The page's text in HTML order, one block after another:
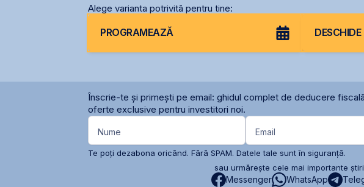
Alege varianta potrivită pentru tine:
PROGRAMEAZĂ
Înscrie-te și primești pe email: ghidul complet de deducere
oferte exclusive pentru investitori noi.
Nume Email
Te poți dezabona oricând. Fără SPAM. Datele tale sunt în siguranță.
sau urmărește cele mai importante
Messenger WhatsApp